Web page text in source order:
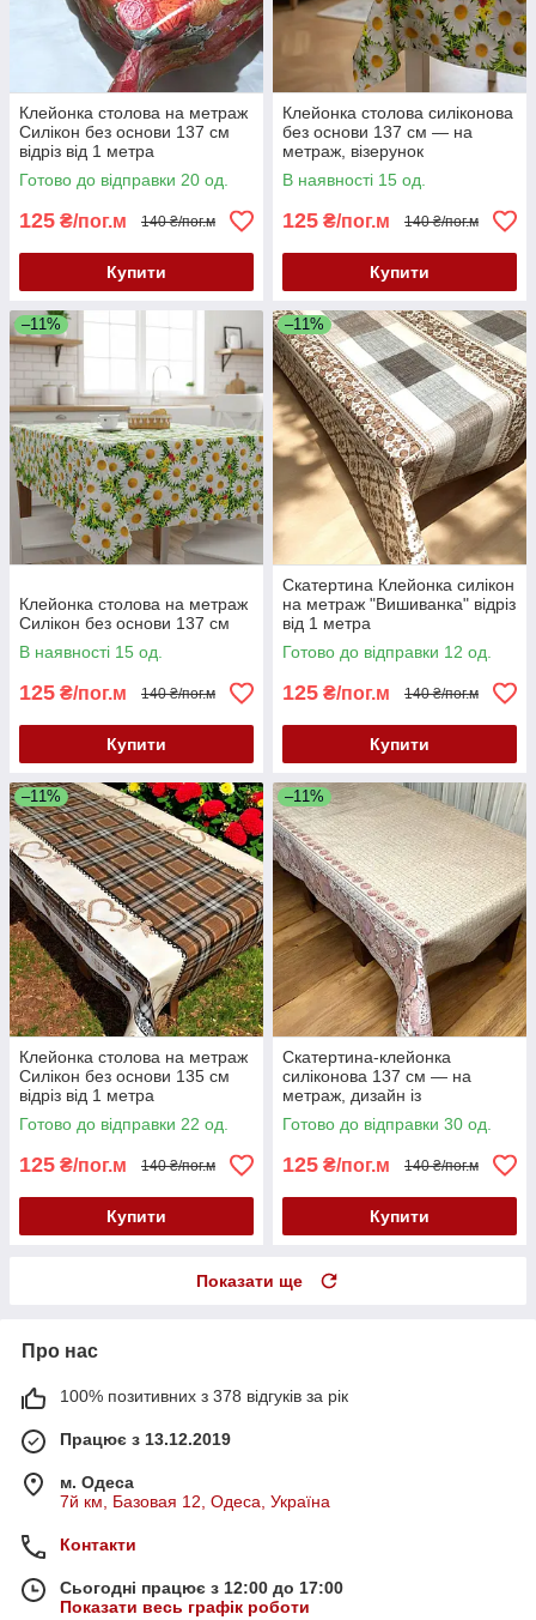
Клейонка столова на метраж
Силікон без основи 137 см
відріз від 1 метра
Готово до відправки 20 од.
125 ₴/пог.м 140 ₴/пог.м
Купити
Клейонка столова силіконова
без основи 137 см — на
метраж, візерунок
«Ромашки»
В наявності 15 од.
125 ₴/пог.м 140 ₴/пог.м
Купити
–11%
Клейонка столова на метраж
Силікон без основи 137 см
В наявності 15 од.
125 ₴/пог.м 140 ₴/пог.м
Купити
–11%
Скатертина Клейонка силікон
на метраж "Вишиванка" відріз
від 1 метра
Готово до відправки 12 од.
125 ₴/пог.м 140 ₴/пог.м
Купити
–11%
Клейонка столова на метраж
Силікон без основи 135 см
відріз від 1 метра
Готово до відправки 22 од.
125 ₴/пог.м 140 ₴/пог.м
Купити
–11%
Скатертина-клейонка
силіконова 137 см — на
метраж, дизайн із
сердечками та мереживом
Готово до відправки 30 од.
125 ₴/пог.м 140 ₴/пог.м
Купити
Показати ще
Про нас
100% позитивних з 378 відгуків за рік
Працює з 13.12.2019
м. Одеса
7й км, Базовая 12, Одеса, Україна
Контакти
Сьогодні працює з 12:00 до 17:00
Показати весь графік роботи